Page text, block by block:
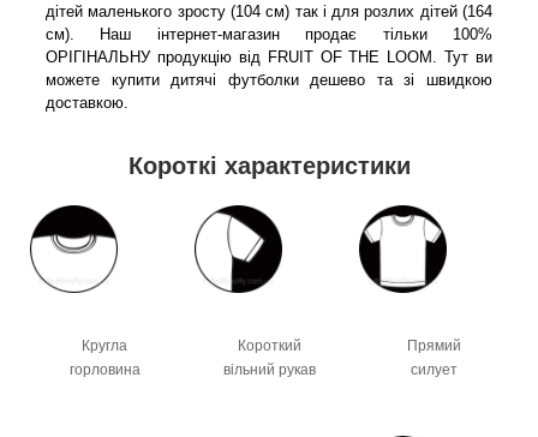
дітей маленького зросту (104 см) так і для розлих дітей (164
см). Наш інтернет-магазин продає тільки 100%
ОРІГІНАЛЬНУ продукцію від FRUIT OF THE LOOM. Тут ви
можете купити дитячі футболки дешево та зі швидкою
доставкою.
Короткі характеристики
Кругла
горловина
Короткий
вільний рукав
Прямий
силует